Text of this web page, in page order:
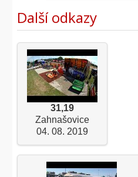
Další odkazy
31,19
Zahnašovice
04. 08. 2019